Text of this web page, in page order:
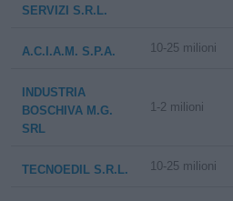
SERVIZI S.R.L.
A.C.I.A.M. S.P.A. 10-25 milioni
INDUSTRIA
BOSCHIVA M.G.
SRL
1-2 milioni
TECNOEDIL S.R.L. 10-25 milioni